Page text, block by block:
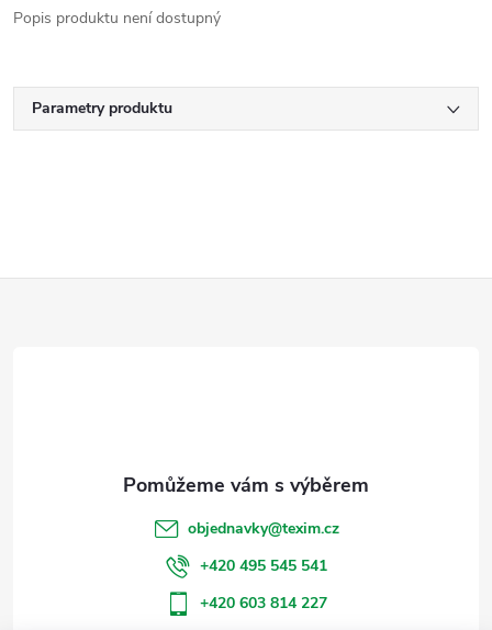
Popis produktu není dostupný
Parametry produktu
objednavky@texim.cz
+420 495 545 541
+420 603 814 227